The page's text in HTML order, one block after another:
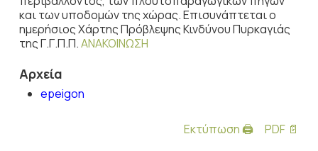
και των υποδομών της χώρας. Επισυνάπτεται ο
ημερήσιος Χάρτης Πρόβλεψης Κινδύνου Πυρκαγιάς
της Γ.Γ.Π.Π.ΑΝΑΚΟΙΝΩΣΗ
Αρχεία
epeigon
Εκτύπωση 🖨 PDF 📄